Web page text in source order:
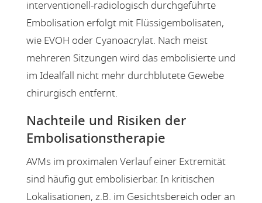
interventionell-radiologisch durchgeführte
Embolisation erfolgt mit Flüssigembolisaten,
wie EVOH oder Cyanoacrylat. Nach meist
mehreren Sitzungen wird das embolisierte und
im Idealfall nicht mehr durchblutete Gewebe
chirurgisch entfernt.
Nachteile und Risiken der
Embolisationstherapie
AVMs im proximalen Verlauf einer Extremität
sind häufig gut embolisierbar. In kritischen
Lokalisationen, z.B. im Gesichtsbereich oder an